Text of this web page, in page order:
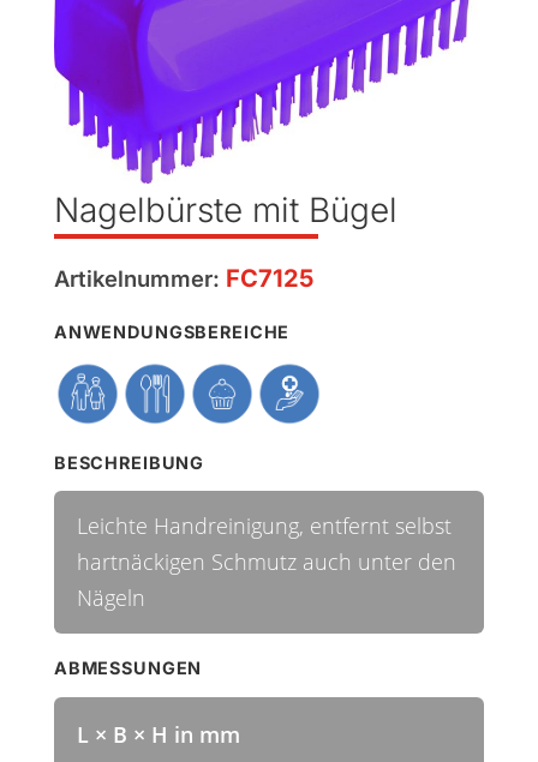
Nagelbürste mit Bügel
Artikelnummer: FC7125
ANWENDUNGSBEREICHE
BESCHREIBUNG
Leichte Handreinigung, entfernt selbst
hartnäckigen Schmutz auch unter den
Nägeln
ABMESSUNGEN
L × B × H in mm